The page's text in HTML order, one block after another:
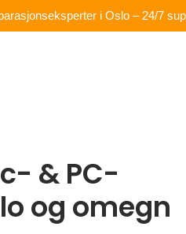
i Oslo – 24/7
& PC-
og omegn